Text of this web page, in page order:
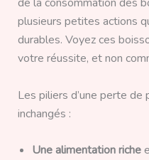
plusieurs petites actions
durables. Voyez ces
votre réussite, et non
Les piliers d’une perte
inchangés :
Une alimentation riche